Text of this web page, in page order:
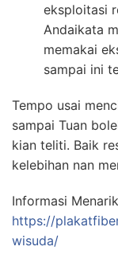
eksploitasi
Andaikata
memakai
sampai ini
Tempo usai
sampai Tuan
kian teliti. Baik
kelebihan nan
Informasi
https://
wisuda/